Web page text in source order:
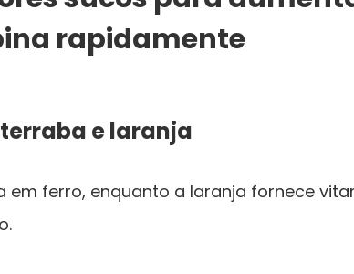
rapidamente
e laranja
em ferro, enquanto a laranja fornece